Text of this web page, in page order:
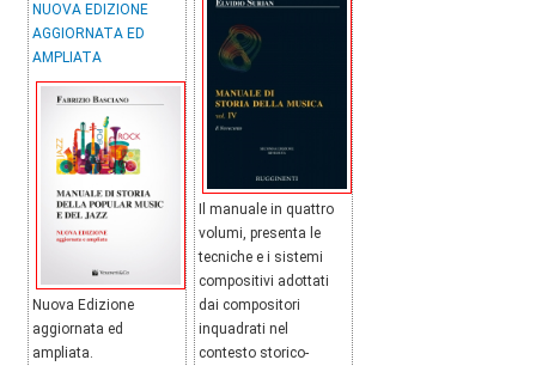
NUOVA EDIZIONE
AGGIORNATA ED
AMPLIATA
Nuova Edizione
aggiornata ed
ampliata.
Il manuale in quattro
volumi, presenta le
tecniche e i sistemi
compositivi adottati
dai compositori
inquadrati nel
contesto storico-